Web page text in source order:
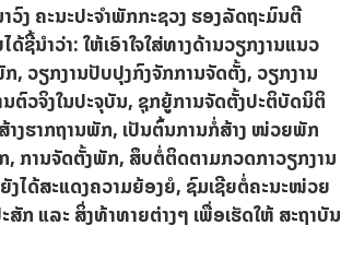
ງ ຄະນະປະຈໍາພັກກະຊວງ ຮອງລັດຖະມົນຕີ
ນຳ​ວ່າ: ໃຫ້ເອົາ​ໃຈ​ໃສ່​ທາງດ້ານວຽກງານແນວ
ວຽກງານປັບປຸງກົງຈັກການຈັດຕັ້ງ, ວຽກງານ
ຕົວຈິງໃນປະຈຸບັນ, ​ຊຸກຍູ້​ການຈັດຕັ້ງປະຕິບັດ​ນິຕິ​
ງ​ຮາກ​ຖານ​ພັກ, ​ເປັນຕົ້ນການ​ກໍ່ສ້າງ​ ໜ່ວຍ​ພັກ​
ການຈັດຕັ້ງພັກ, ສຶບຕໍ່​ຕິດຕາມ​ກວດກາ​ວຽກ​ງານ​
ໄດ້ສະແດງຄວາມຍ້ອງຍໍ, ຊົມເຊີຍຕໍ່ຄະນະໜ່ວຍ
ແລະ ສິ່ງທ້າທາຍຕ່າງໆ ເພື່ອເຮັດໃຫ້ ສະຖາບັນ